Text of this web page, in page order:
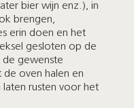
bier wijn enz.), in
brengen,
erin doen en het
gesloten op de
de gewenste
de oven halen en
rusten voor het